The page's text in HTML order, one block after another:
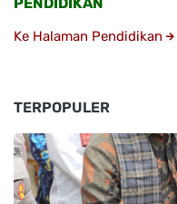
Ke Halaman Pendidikan
TERPOPULER